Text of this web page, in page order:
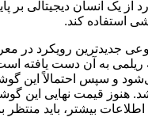
از یک انسان دیجیتالی
استفاده کند.
جدیدترین رویکرد در
به آن دست یافته است.
و سپس احتمالاً این
هنوز قیمت نهایی این
بیشتر، باید منتظر